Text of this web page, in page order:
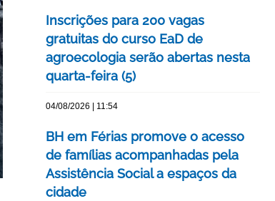
Inscrições para 200 vagas
gratuitas do curso EaD de
agroecologia serão abertas nesta
quarta-feira (5)
04/08/2026 | 11:54
BH em Férias promove o acesso
de famílias acompanhadas pela
Assistência Social a espaços da
cidade